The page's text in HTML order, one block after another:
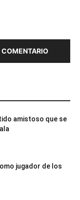
COMENTARIO
amistoso que se
jugador de los